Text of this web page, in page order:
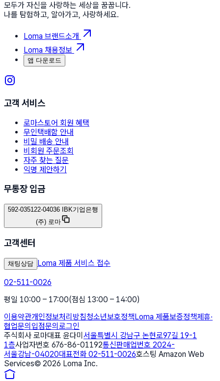
모두가 자신을 사랑하는 세상을 꿈꿉니다.
나를 탐험하고, 알아가고, 사랑하세요.
Loma 브랜드소개
Loma 채용정보
앱 다운로드
고객 서비스
로마스토어 회원 혜택
무인택배함 안내
비밀 배송 안내
비회원 주문조회
자주 찾는 질문
익명 제안하기
무통장 입금
592-035122-04036 IBK기업은행
(주) 로마
고객센터
채팅상담 Loma 제품 서비스 접수
02-511-0026
평일 10:00 – 17:00(점심 13:00 – 14:00)
이용약관개인정보처리방침청소년보호정책Loma 제품보증정책제휴·
협업문의 입점문의 로그인
주식회사 로마대표 윤다미 서울특별시 강남구 논현로97길 19-1
1층사업자번호 676-86-01192통신판매업번호 2024-
서울강남-04020대표전화 02-511-0026호스팅 Amazon Web
Services© 2026 Loma Inc.